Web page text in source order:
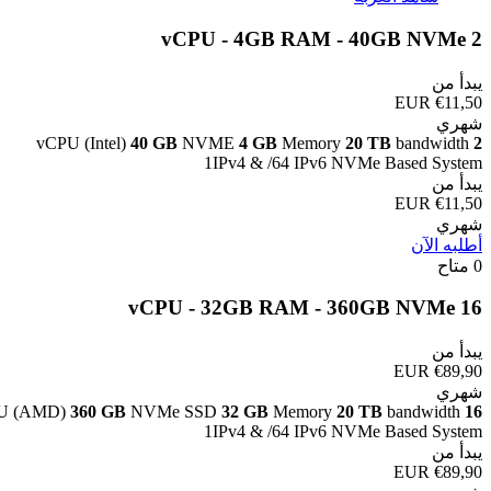
2 vCPU - 4GB RAM - 40GB NVMe
يبدأ من
€11,50 EUR
شهري
2
vCPU (Intel) 40 GB NVME 4 GB Memory 20 TB bandwidth
1IPv4 & /64 IPv6 NVMe Based System
يبدأ من
€11,50 EUR
شهري
أطلبه الآن
0 متاح
16 vCPU - 32GB RAM - 360GB NVMe
يبدأ من
€89,90 EUR
شهري
16
(AMD) 360 GB NVMe SSD 32 GB Memory 20 TB bandwidth
1IPv4 & /64 IPv6 NVMe Based System
يبدأ من
€89,90 EUR